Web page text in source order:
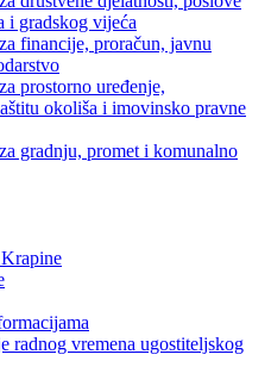
i gradskog vijeća
financije, proračun, javnu
prostorno uređenje,
okoliša i imovinsko pravne
gradnju, promet i komunalno
radnog vremena ugostiteljskog